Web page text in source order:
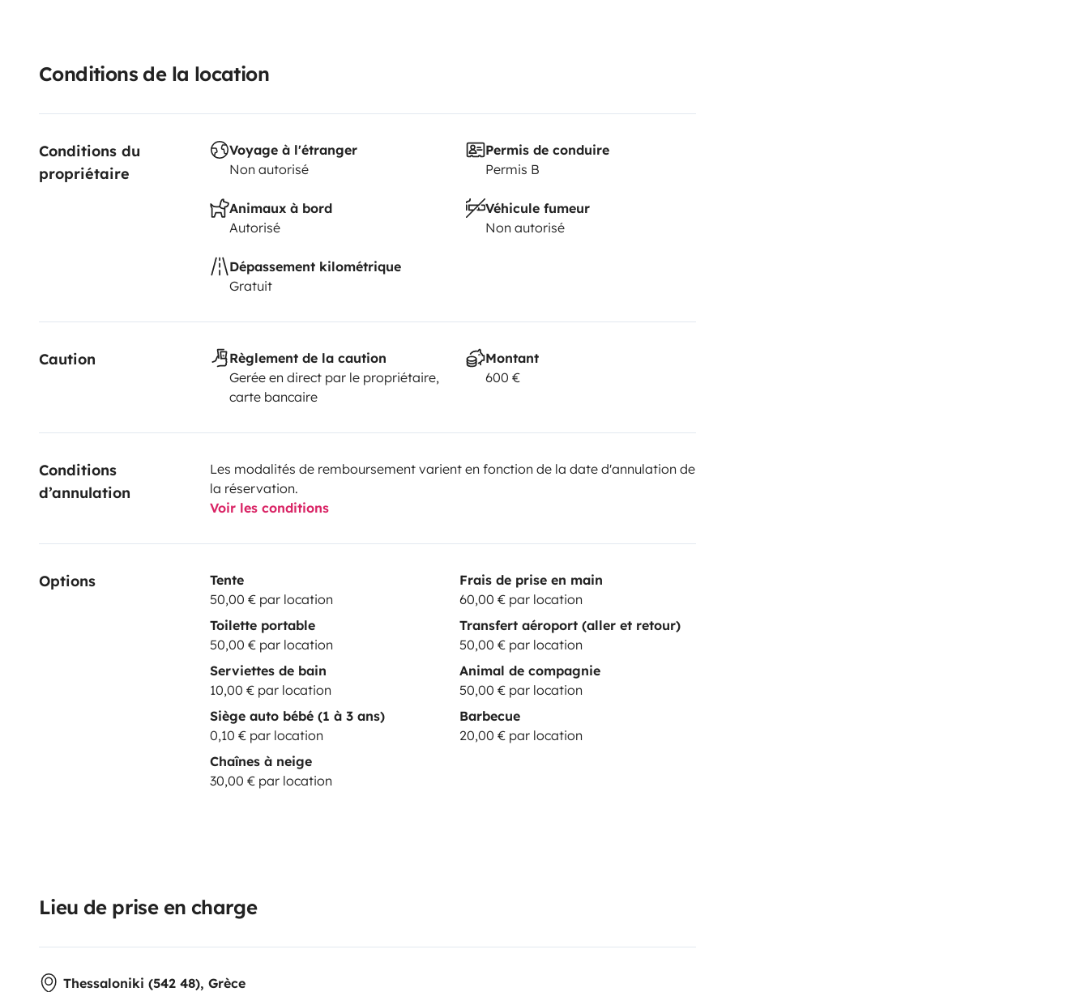
Conditions de la location
Conditions du
propriétaire
Voyage à l'étranger
Non autorisé
Permis de conduire
Permis B
Animaux à bord
Autorisé
Véhicule fumeur
Non autorisé
Dépassement kilométrique
Gratuit
Caution
Règlement de la caution
Gerée en direct par le propriétaire,
carte bancaire
Montant
600 €
Conditions
d’annulation
Les modalités de remboursement varient en fonction de la date d'annulation de
la réservation.
Voir les conditions
Options
Tente
50,00 € par location
Frais de prise en main
60,00 € par location
Toilette portable
50,00 € par location
Transfert aéroport (aller et retour)
50,00 € par location
Serviettes de bain
10,00 € par location
Animal de compagnie
50,00 € par location
Siège auto bébé (1 à 3 ans)
0,10 € par location
Barbecue
20,00 € par location
Chaînes à neige
30,00 € par location
Lieu de prise en charge
Thessaloniki (542 48), Grèce